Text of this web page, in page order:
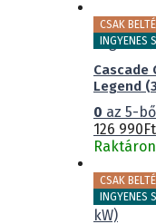
CSAK
INGYENES
Cascade
Legend
0 az 5-
126 990Ft
Raktáron
CSAK
INGYENES